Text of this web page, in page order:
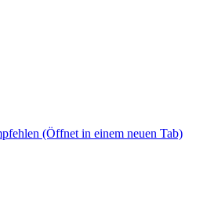
(Öffnet in einem neuen Tab)